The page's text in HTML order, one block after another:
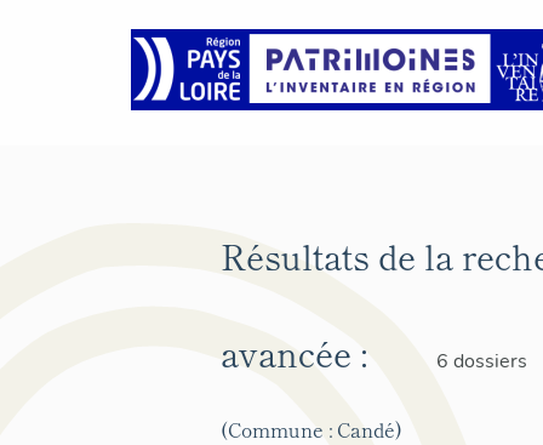
Résultats de la
avancée :
6 dossiers
(Commune : Candé)